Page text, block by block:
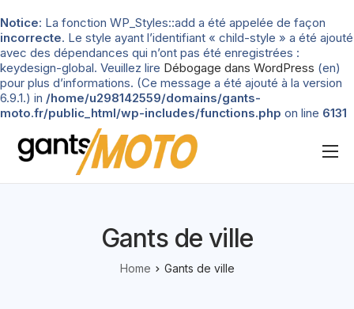
Notice: La fonction WP_Styles::add a été appelée de façon
incorrecte. Le style ayant l’identifiant « child-style » a été ajouté
avec des dépendances qui n’ont pas été enregistrées :
keydesign-global. Veuillez lire Débogage dans WordPress (en)
pour plus d’informations. (Ce message a été ajouté à la version
6.9.1.) in /home/u298142559/domains/gants-
moto.fr/public_html/wp-includes/functions.php on line 6131
Nos tests
Types de gantsGants de ville
Home Gants de ville